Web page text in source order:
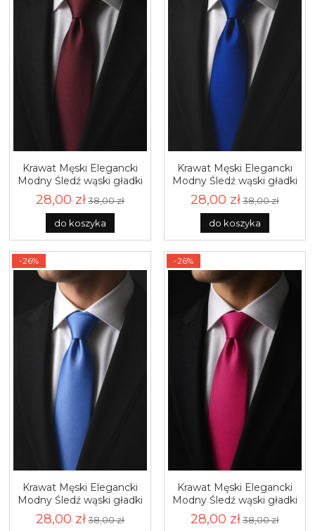
Krawat Męski Elegancki
Modny Śledź wąski gładki
ciemny bordowy
burgundowy G301
28,00 zł 38,00 zł
do koszyka
Krawat Męski Elegancki
Modny Śledź wąski gładki
niebieski chabrowy
szafirowy G298
28,00 zł38,00 zł
do koszyka
Krawat Męski Elegancki
Modny Śledź wąski gładki
niebieski błękitny G294
28,00 zł 38,00 zł
-26%
Krawat Męski Elegancki
Modny Śledź wąski gładki
różowy fuksja G283
28,00 zł38,00 zł
-26%